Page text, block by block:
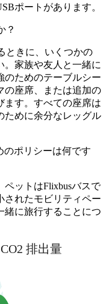
ポートがあります。
？
ときに、いくつかの
。家族や友人と一緒に
のためのテーブルシー
の座席、または追加の
ます。すべての座席は
ために余分なレッグル
のポリシーは何です
ットはFlixbusバスで
されたモビリティペー
緒に旅行することにつ
排出量